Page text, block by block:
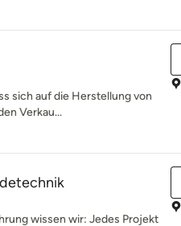
sich auf die Herstellung von
Verkau...
wissen wir: Jedes Projekt